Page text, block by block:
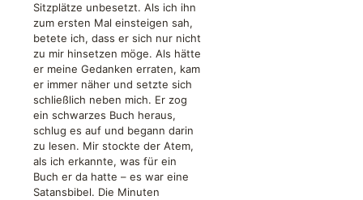
Sitzplätze unbesetzt. Als ich ihn
zum ersten Mal einsteigen sah,
betete ich, dass er sich nur nicht
zu mir hinsetzen möge. Als hätte
er meine Gedanken erraten, kam
er immer näher und setzte sich
schließlich neben mich. Er zog
ein schwarzes Buch heraus,
schlug es auf und begann darin
zu lesen. Mir stockte der Atem,
als ich erkannte, was für ein
Buch er da hatte – es war eine
Satansbibel. Die Minuten